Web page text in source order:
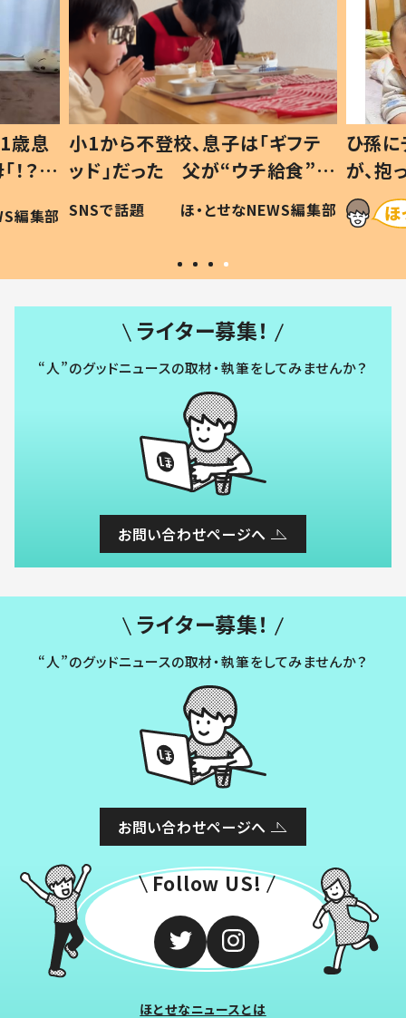
歳息
？」
編集部
小1から不登校、息子は「ギフテ
ッド」だった 父が“ウチ給食”を
作り続ける理由とは #令和の親
#令和の子
SNSで話題 ほ・とせなNEWS編集部
ひ孫
が、
「涙が
い」
ライター募集！
“人”のグッドニュースの取材・執筆をしてみませんか？
お問い合わせページへ
ライター募集！
“人”のグッドニュースの取材・執筆をしてみませんか？
お問い合わせページへ
Follow US!
ほとせなニュースとは